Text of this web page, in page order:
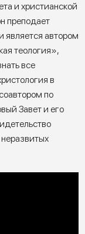
и христианской
преподает
является автором
теология»,
все
в
по
Завет и его
неразвитых